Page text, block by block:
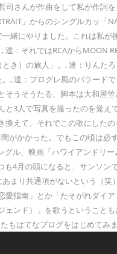
さんが作曲をして私が作
」からのシングルカッ
にやりました。これは私
：それではRCAからMOON
）の旅人」。, 達：りんた
達：プログレ風のバラー
うそうたる、脚本は大和
3人で写真を撮ったのを覚
て、それでこの歌にした
かかった。でもこの頃は
、映画「ハワイアンドリ
月の頭になると、サンソ
り共通項がないという（
指南」とか「たそがれダ
ンド）」を歌うというこ
もはてなブログをはじめてみ